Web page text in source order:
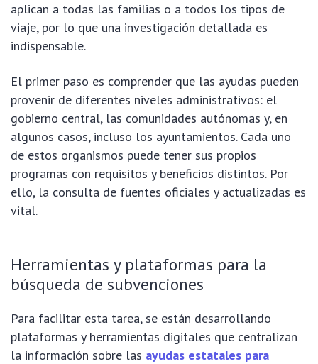
aplican a todas las familias o a todos los tipos de
viaje, por lo que una investigación detallada es
indispensable.
El primer paso es comprender que las ayudas pueden
provenir de diferentes niveles administrativos: el
gobierno central, las comunidades autónomas y, en
algunos casos, incluso los ayuntamientos. Cada uno
de estos organismos puede tener sus propios
programas con requisitos y beneficios distintos. Por
ello, la consulta de fuentes oficiales y actualizadas es
vital.
Herramientas y plataformas para la
búsqueda de subvenciones
Para facilitar esta tarea, se están desarrollando
plataformas y herramientas digitales que centralizan
la información sobre las ayudas estatales para